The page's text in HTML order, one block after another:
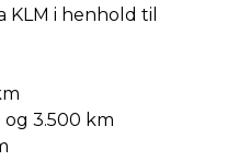
i henhold til
3.500 km